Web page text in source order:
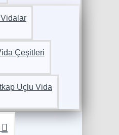
Çeşitleri
Uçlu Vida